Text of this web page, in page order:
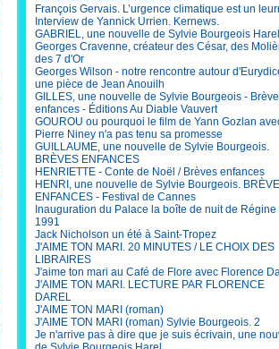
François Gervais. L’urgence climatique est un
Interview de Yannick Urrien. Kernews.
GABRIEL, une nouvelle de Sylvie Bourgeois Harel
Georges Cravenne, créateur des César, des
des 7 d'Or
Georges Wilson - notre rencontre autour
une pièce de Jean Anouilh
GILLES, une nouvelle de Sylvie Bourgeois -
enfances - Éditions Au Diable Vauvert
GOUROU ou pourquoi le film de Yann Gozlan
Pierre Niney n'a pas tenu sa promesse
GUILLAUME, une nouvelle de Sylvie Bourgeois.
BRÈVES ENFANCES
HENRIETTE - Conte de Noël / Brèves enfances
HENRI, une nouvelle de Sylvie Bourgeois.
ENFANCES - Festival de Cannes
Inauguration du Palace la boîte de nuit de Régine
1991
Jack Nicholson un été à Saint-Tropez
J'AIME TON MARI. 20 MINUTES / LE CHOIX DES
LIBRAIRES
J'aime ton mari au Café de Flore avec Florence
J'AIME TON MARI. LECTURE PAR FLORENCE
DAREL
J'AIME TON MARI (roman)
J'AIME TON MARI (roman) Sylvie Bourgeois. 2
Je n'arrive pas à dire que je suis écrivain, une